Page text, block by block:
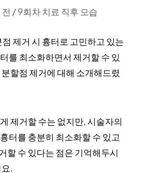
/ 9회차 치료 직후 모습
제거 시 흉터로 고민하고 있는
를 최소화하면서 제거할 수 있
할점 제거에 대해 소개해드렸
제거할 수는 없지만, 시술자의
터를 충분히 최소화할 수 있고
할 수 있다는 점은 기억해두시
.